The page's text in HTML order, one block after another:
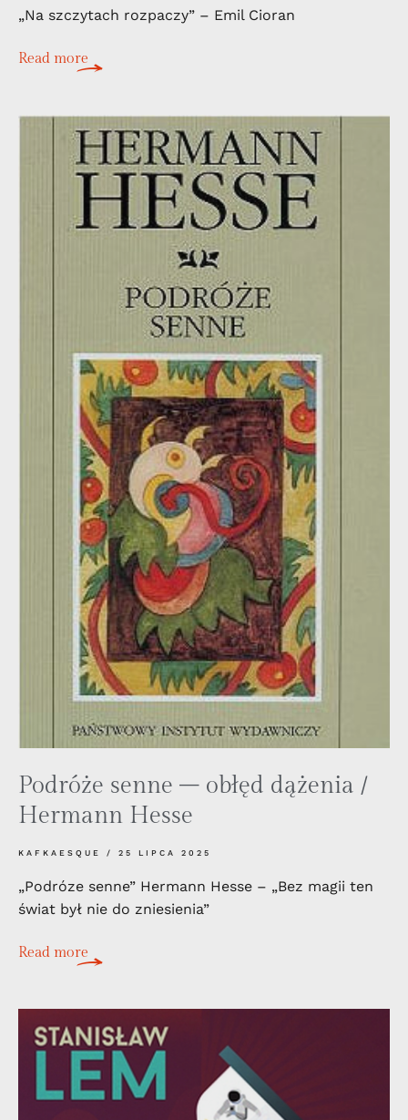
„Na szczytach rozpaczy” – Emil Cioran
Read more
Podróże senne – obłęd dążenia /
Hermann Hesse
KAFKAESQUE 25 LIPCA 2025
„Podróze senne” Hermann Hesse – „Bez magii ten
świat był nie do zniesienia”
Read more